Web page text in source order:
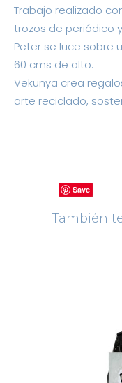
Trabajo realizado
trozos de periódico
Peter se luce sobre
60 cms de alto.
Vekunya crea
arte reciclado,
También
Save
Save
Save
Save
Save
Save
Save